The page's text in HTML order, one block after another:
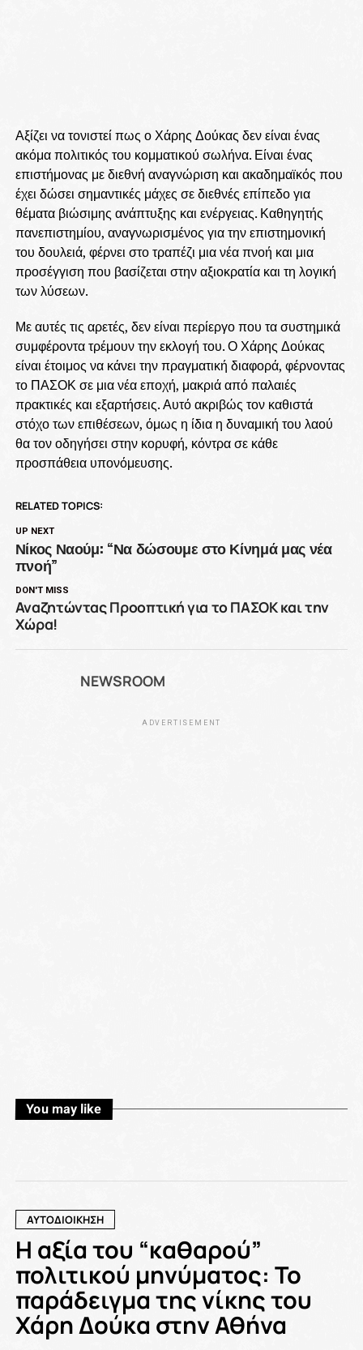
Αξίζει να τονιστεί πως ο Χάρης Δούκας δεν είναι ένας
ακόμα πολιτικός του κομματικού σωλήνα. Είναι ένας
επιστήμονας με διεθνή αναγνώριση και ακαδημαϊκός που
έχει δώσει σημαντικές μάχες σε διεθνές επίπεδο για
θέματα βιώσιμης ανάπτυξης και ενέργειας. Καθηγητής
πανεπιστημίου, αναγνωρισμένος για την επιστημονική
του δουλειά, φέρνει στο τραπέζι μια νέα πνοή και μια
προσέγγιση που βασίζεται στην αξιοκρατία και τη λογική
των λύσεων.
Με αυτές τις αρετές, δεν είναι περίεργο που τα συστημικά
συμφέροντα τρέμουν την εκλογή του. Ο Χάρης Δούκας
είναι έτοιμος να κάνει την πραγματική διαφορά, φέρνοντας
το ΠΑΣΟΚ σε μια νέα εποχή, μακριά από παλαιές
πρακτικές και εξαρτήσεις. Αυτό ακριβώς τον καθιστά
στόχο των επιθέσεων, όμως η ίδια η δυναμική του λαού
θα τον οδηγήσει στην κορυφή, κόντρα σε κάθε
προσπάθεια υπονόμευσης.
RELATED TOPICS:
UP NEXT
Νίκος Ναούμ: “Να δώσουμε στο Κίνημά μας νέα
πνοή”
DON'T MISS
Αναζητώντας Προοπτική για το ΠΑΣΟΚ και την
Χώρα!
NEWSROOM
ADVERTISEMENT
You may like
ΑΥΤΟΔΙΟΙΚΗΣΗ
Η αξία του “καθαρού”
πολιτικού μηνύματος: Το
παράδειγμα της νίκης του
Χάρη Δούκα στην Αθήνα